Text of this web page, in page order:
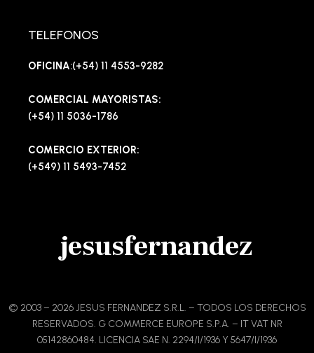
TELEFONOS
OFICINA:(+54) 11 4553-9282
COMERCIAL MAYORISTAS:
(+54) 11 5036-1786
COMERCIO EXTERIOR:
(+549) 11 5493-7452
jesusfernandez
© 2003 – 2026 JESUS FERNANDEZ S.R.L. – TODOS LOS DERECHOS
RESERVADOS. G COMMERCE EUROPE S.P.A. – IT VAT NR
05142860484. LICENCIA SAE N. 2294/I/1936 Y 5647/I/1936